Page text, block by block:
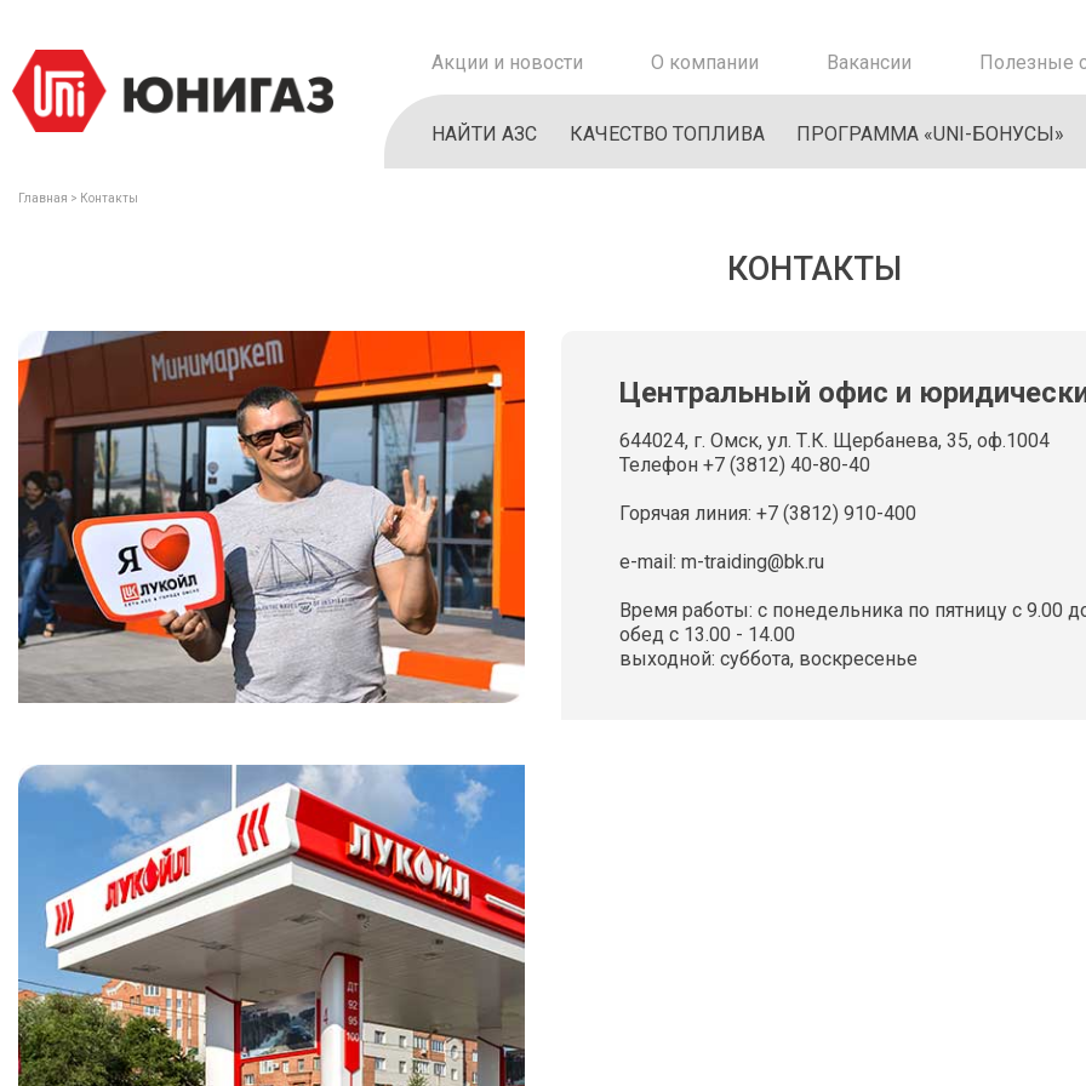
Акции и новости О компании Вакансии Полезные
НАЙТИ АЗС КАЧЕСТВО ТОПЛИВА ПРОГРАММА «UNI-БОНУСЫ»
Главная Контакты
КОНТАКТЫ
Центральный офис и
644024, г. Омск, ул. Т.К. Щербанева, 35, оф.1004
Телефон +7 (3812) 40-80-40
Горячая линия: +7 (3812) 910-400
e-mail: m-traiding@bk.ru
Время работы: с понедельника по пятницу с 9.00
обед с 13.00 - 14.00
выходной: суббота, воскресенье